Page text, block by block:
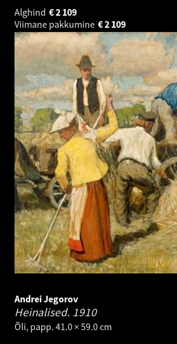
Alghind
2 109
€
Viimane pakkumine
2 109
€
Andrei Jegorov
Heinalised. 1910
Õli, papp. 41.0 × 59.0 cm